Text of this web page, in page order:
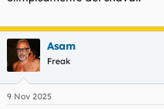
Asam
Freak
9 Nov 2025